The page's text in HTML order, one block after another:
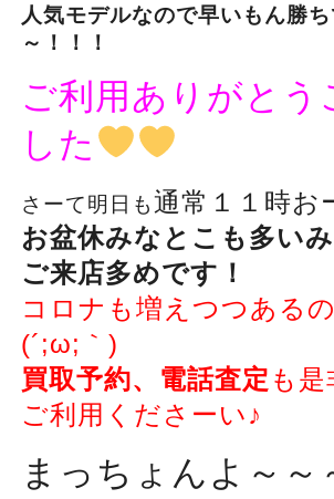
人気モデルなので早いもん勝ち
～！！！
ご利用ありがとう
した
さーて明日も通常１１時お
お盆休みなとこも多い
ご来店多めです！
コロナも増えつつあるの
(´;ω;｀)
買取予約、電話査定 も是
ご利用くださーい♪
まっちょんよ～～